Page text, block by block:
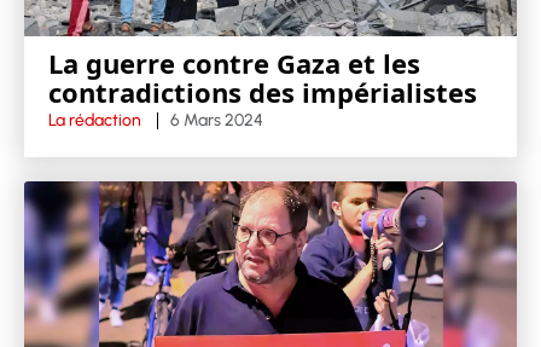
La guerre contre Gaza et les
contradictions des impérialistes
La rédaction 6 Mars 2024